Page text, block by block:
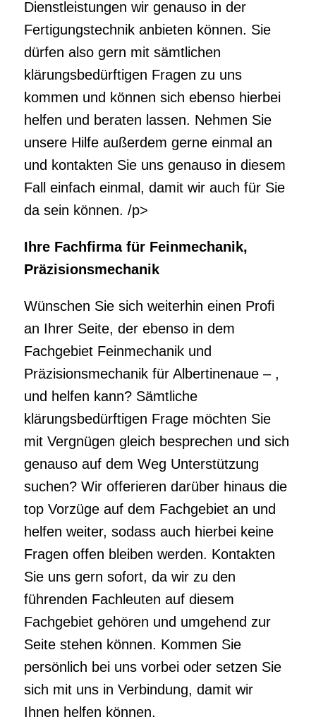
unsere Hilfe außerdem gerne einmal an
und kontakten Sie uns genauso in diesem
Fall einfach einmal, damit wir auch für Sie
da sein können. /p>
Ihre Fachfirma für Feinmechanik,
Präzisionsmechanik
Wünschen Sie sich weiterhin einen Profi
an Ihrer Seite, der ebenso in dem
Präzisionsmechanik für Albertinenaue – ,
und helfen kann? Sämtliche
mit Vergnügen gleich besprechen und sich
genauso auf dem Weg Unterstützung
suchen? Wir offerieren darüber hinaus die
top Vorzüge auf dem Fachgebiet an und
helfen weiter, sodass auch hierbei keine
Fragen offen bleiben werden. Kontakten
Sie uns gern sofort, da wir zu den
führenden Fachleuten auf diesem
Fachgebiet gehören und umgehend zur
Seite stehen können. Kommen Sie
persönlich bei uns vorbei oder setzen Sie
sich mit uns in Verbindung, damit wir
Ihnen helfen können.
Ihr Profi für CAD-Konstruktionen,
Oberflächenveredelung & CAD-
Konstruktion
Bisher konnten Sie keine Firma finden, die